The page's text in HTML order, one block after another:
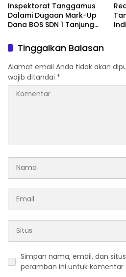
Inspektorat Tanggamus
Dalami Dugaan Mark-Up
Dana BOS SDN 1 Tanjung
Tinggalkan Balasan
Alamat email Anda tidak akan
wajib ditandai *
Simpan nama, email, dan
peramban ini untuk komentar